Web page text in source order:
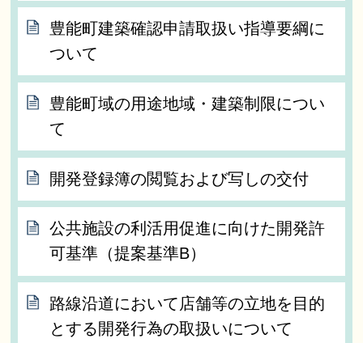
豊能町建築確認申請取扱い指導要綱に
ついて
豊能町域の用途地域・建築制限につい
て
開発登録簿の閲覧および写しの交付
公共施設の利活用促進に向けた開発許
可基準（提案基準B）
路線沿道において店舗等の立地を目的
とする開発行為の取扱いについて